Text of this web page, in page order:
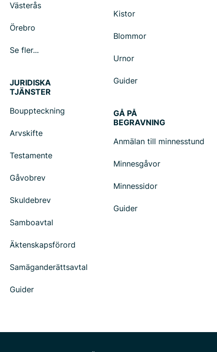
Västerås
Örebro
Se fler...
Kistor
Blommor
Urnor
Guider
JURIDISKA
TJÄNSTER
Bouppteckning
Arvskifte
Testamente
Gåvobrev
Skuldebrev
Samboavtal
Äktenskapsförord
Samäganderättsavtal
Guider
GÅ PÅ
BEGRAVNING
Anmälan till minnesstund
Minnesgåvor
Minnessidor
Guider